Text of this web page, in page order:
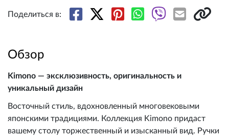
Поделиться в:
Обзор
Kimono — эксклюзивность, оригинальность и
уникальный дизайн
Восточный стиль, вдохновленный многовековыми
японскими традициями. Коллекция Kimono придаст
вашему столу торжественный и изысканный вид. Ручки